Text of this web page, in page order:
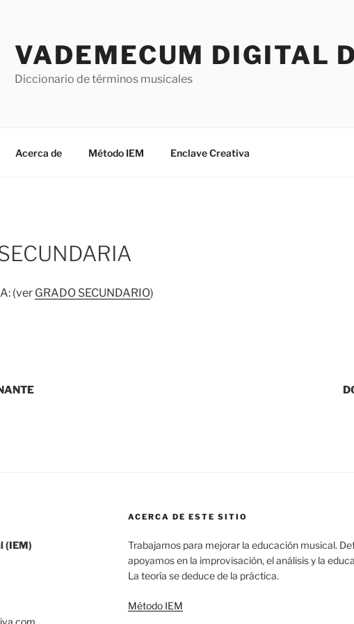
VADEMECUM DIGITAL
Diccionario de términos musicales
Acerca de Método IEM Enclave Creativa
(ver GRADO SECUNDARIO)
(IEM)
ACERCA DE ESTE SITIO
Trabajamos para mejorar la educación musical.
apoyamos en la improvisación, el análisis y la
La teoría se deduce de la práctica.
Método IEM